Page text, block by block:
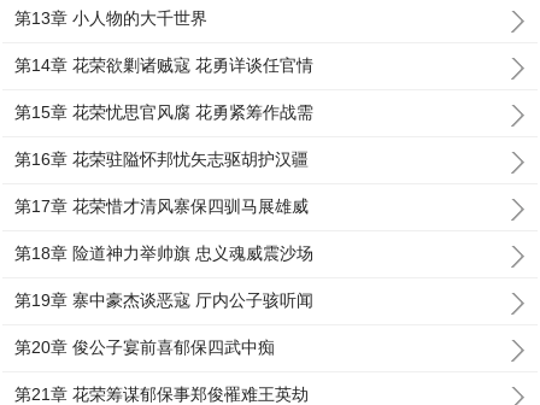
第13章 小人物的大千世界
第14章 花荣欲剿诸贼寇 花勇详谈任官情
第15章 花荣忧思官风腐 花勇紧筹作战需
第16章 花荣驻隘怀邦忧矢志驱胡护汉疆
第17章 花荣惜才清风寨保四驯马展雄威
第18章 险道神力举帅旗 忠义魂威震沙场
第19章 寨中豪杰谈恶寇 厅内公子骇听闻
第20章 俊公子宴前喜郁保四武中痴
第21章 花荣筹谋郁保事郑俊罹难王英劫